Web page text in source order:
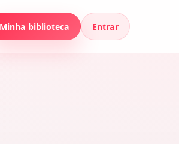
Minha biblioteca Entrar